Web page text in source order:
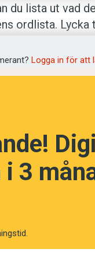
du lista ut vad
ordlista. Lycka
Logga in för att
3